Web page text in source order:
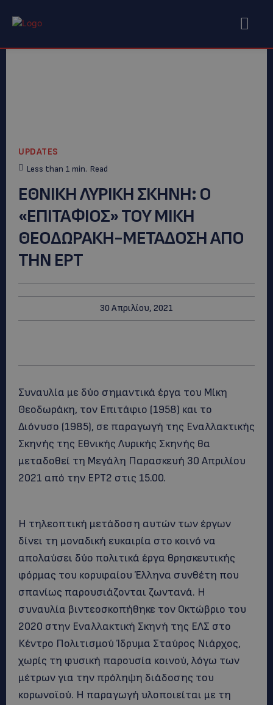
UPDATES
Less than 1 min. Read
ΕΘΝΙΚΗ ΛΥΡΙΚΗ ΣΚΗΝΗ: O
«ΕΠΙΤΑΦΙΟΣ» ΤΟΥ ΜΙΚΗ
ΘΕΟΔΩΡΑΚΗ-ΜΕΤΑΔΟΣΗ ΑΠΟ
ΤΗΝ ΕΡΤ
30 Απριλίου, 2021
Συναυλία με δύο σημαντικά έργα του Μίκη
Θεοδωράκη, τον Επιτάφιο (1958) και το
Διόνυσο (1985), σε παραγωγή της Εναλλακτικής
Σκηνής της Εθνικής Λυρικής Σκηνής θα
μεταδοθεί τη Μεγάλη Παρασκευή 30 Απριλίου
2021 από την ΕΡΤ2 στις 15.00.
Η τηλεοπτική μετάδοση αυτών των έργων
δίνει τη μοναδική ευκαιρία στο κοινό να
απολαύσει δύο πολιτικά έργα θρησκευτικής
φόρμας του κορυφαίου Έλληνα συνθέτη που
σπανίως παρουσιάζονται ζωντανά. Η
συναυλία βιντεοσκοπήθηκε τον Οκτώβριο του
2020 στην Εναλλακτική Σκηνή της ΕΛΣ στο
Κέντρο Πολιτισμού Ίδρυμα Σταύρος Νιάρχος,
χωρίς τη φυσική παρουσία κοινού, λόγω των
μέτρων για την πρόληψη διάδοσης του
κορωνοϊού. Η παραγωγή υλοποιείται με τη